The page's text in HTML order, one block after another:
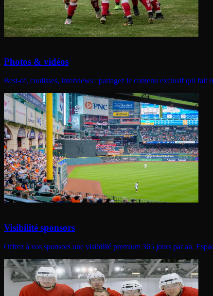
Photos & vidéos
Best-of, coulisses, interviews : partagez le contenu exclusif qui fait
Visibilité sponsors
Offrez à vos sponsors une visibilité premium 365 jours par an.